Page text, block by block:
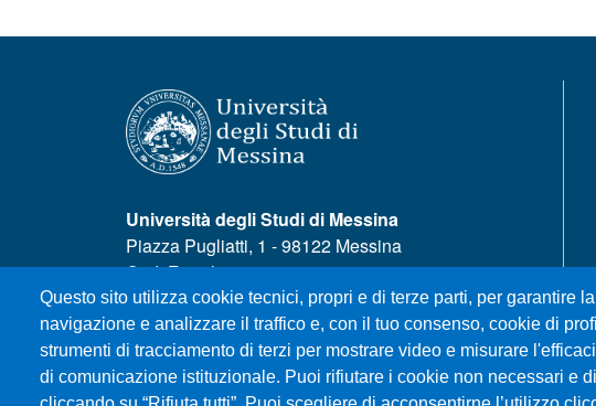
Questo sito utilizza cookie tecnici, propri e di terze parti, per garantire
navigazione e analizzare il traffico e, con il tuo consenso, cookie di
strumenti di tracciamento di terzi per mostrare video e misurare
di comunicazione istituzionale. Puoi rifiutare i cookie non necessari e
Università degli Studi di Messina
Piazza Pugliatti, 1 - 98122 Messina
Cod. Fiscale 80004070837
P.IVA 00724160833
Centralino: 090 676 1
MENÙ SOCIAL